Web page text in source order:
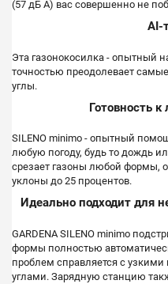
(57 дБ А) вас совершенно не
AI-
Эта газонокосилка - опытный
точностью преодолевает
углы.
Готовность
SILENO minimo - опытный
любую погоду, будь то дождь
срезает газоны любой формы,
уклоны до 25 процентов.
Идеально подходит для
GARDENA SILENO minimo
формы полностью
проблем справляется с
углами. Зарядную станцию